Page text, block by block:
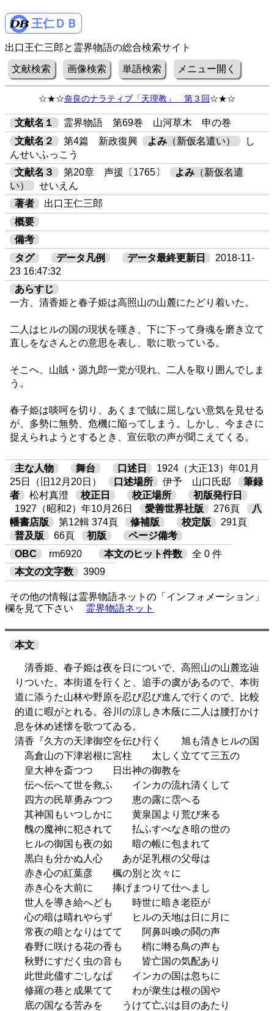
王仁ＤＢ
出口王仁三郎と霊界物語の総合検索サイト
文献検索 画像検索 単語検索 メニュー開く
☆★☆奈良のナラティブ「天理教」 第３回☆★☆
文献名１
霊界物語 第69巻 山河草木 申の巻
文献名２
第4篇 新政復興 よみ （新仮名遣い）
し
んせいふっこう
文献名３
第20章 声援〔1765〕 よみ （新仮名遣
い）
せいえん
著者
出口王仁三郎
概要
備考
タグ
データ凡例 データ最終更新日
2018-11-
23 16:47:32
あらすじ
一方、清香姫と春子姫は高照山の山麓にたどり着いた。
二人はヒルの国の現状を嘆き、下に下って身魂を磨き立て
直しをなさんとの意思を表し、歌に歌っている。
そこへ、山賊・源九郎一党が現れ、二人を取り囲んでしま
う。
春子姫は啖呵を切り、あくまで賊に屈しない意気を見せる
が、多勢に無勢、危機に陥ってしまう。しかし、今まさに
捉えられようとするとき、宣伝歌の声が聞こえてくる。
主な人物 舞台 口述日
1924（大正13）年01月
25日（旧12月20日）
口述場所 伊予 山口氏邸
筆録
者
松村真澄 校正日 校正場所
初版発行日
1927（昭和2）年10月26日
愛善世界社版 276頁
八
幡書店版
第12輯 374頁 修補版 校定版
291頁
普及版
66頁 初版
ページ備考
OBC
rm6920 本文のヒット件数
全 0 件
本文の文字数
3909
その他の情報は霊界物語ネットの「インフォメーション」
欄を見て下さい
霊界物語ネット
本文
清香姫、春子姫は夜を日についで、高照山の山麓迄辿
りついた。本街道を行くと、追手の虞があるので、本街
道に添うた山林や野原を忍び忍び進んで行くので、比較
的道に暇がとれる。谷川の涼しき木蔭に二人は腰打かけ
息を休め述懐を歌つてゐる。
清香『久方の天津御空を伝ひ行く 旭も清きヒルの国
高倉山の下津岩根に宮柱 太しく立てて三五の
皇大神を斎つつ 日出神の御教を
伝へ伝へて世を救ふ インカの流れ清くして
四方の民草勇みつつ 恵の露に霑へる
其神国もいつしかに 黄泉国より荒び来る
醜の魔神に犯されて 払ふすべなき暗の世の
ヒルの御国も夜の如 暗の帳に包まれて
黒白も分かぬ人心 あが足乳根の父母は
赤き心の紅葉彦 楓の別と次々に
赤き心を大前に 捧げまつりて仕へまし
世人を導き給へども 時世に暗き老臣が
心の暗は晴れやらず ヒルの天地は日に月に
常夜の暗となりはてて 阿鼻叫喚の鬨の声
春野に咲ける花の香も 梢に囀る鳥の声も
秋野にすだく虫の音も 皆亡国の気配あり
此世此儘すごしなば インカの国は忽ちに
修羅の巷と成果てて わが衆生は根の国や
底の国なる苦みを うけて亡ぶは目のあたり